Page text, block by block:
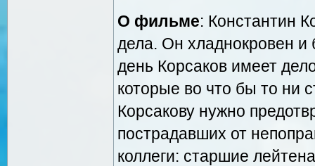
О фильме: Константин
дела. Он хладнокровен
день Корсаков имеет
которые во что бы то ни
Корсакову нужно
пострадавших от
коллеги: старшие